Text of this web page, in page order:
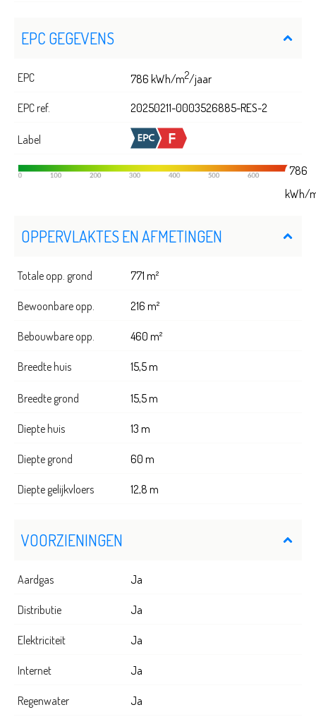
EPC GEGEVENS
EPC 786 kWh/m2/jaar
EPC ref. 20250211-0003526885-RES-2
Label
786
kWh/
OPPERVLAKTES EN AFMETINGEN
Totale opp. grond 771 m²
Bewoonbare opp. 216 m²
Bebouwbare opp. 460 m²
Breedte huis 15,5 m
Breedte grond 15,5 m
Diepte huis 13 m
Diepte grond 60 m
Diepte gelijkvloers 12,8 m
VOORZIENINGEN
Aardgas Ja
Distributie Ja
Elektriciteit Ja
Internet Ja
Regenwater Ja